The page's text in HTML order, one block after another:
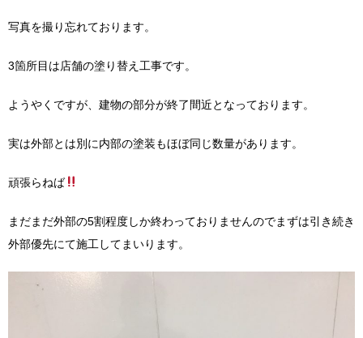
写真を撮り忘れております。
3箇所目は店舗の塗り替え工事です。
ようやくですが、建物の部分が終了間近となっております。
実は外部とは別に内部の塗装もほぼ同じ数量があります。
頑張らねば
まだまだ外部の5割程度しか終わっておりませんのでまずは引き続き
外部優先にて施工してまいります。